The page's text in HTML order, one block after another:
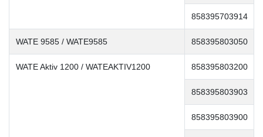
858395703914
WATE 9585 / WATE9585 858395803050
WATE Aktiv 1200 / WATEAKTIV1200 858395803200
858395803903
858395803900